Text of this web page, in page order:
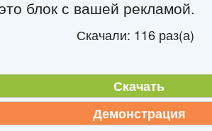
блок с вашей рекламой.
Скачали: 116 раз(а)
Скачать
Демонстрация